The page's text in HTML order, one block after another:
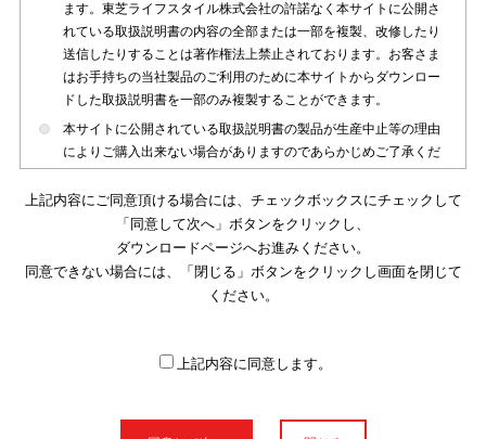
ます。東芝ライフスタイル株式会社の許諾なく本サイトに公開さ
れている取扱説明書の内容の全部または一部を複製、改修したり
送信したりすることは著作権法上禁止されております。お客さま
はお手持ちの当社製品のご利用のために本サイトからダウンロー
ドした取扱説明書を一部のみ複製することができます。
本サイトに公開されている取扱説明書の製品が生産中止等の理由
によりご購入出来ない場合がありますのであらかじめご了承くだ
本サイトに公開されている取扱説明書は、製品が発売された時点
のものを掲載しております。従いまして本サイトに掲載されてい
る取扱説明書の記載内容とお客さまがお持ちの製品の仕様がその
後のマイナーチェンジ等で変更になる場合がございます。本サイ
トに公開されている取扱説明書の内容とお手持ちの製品の仕様に
上記内容にご同意頂ける場合には、チェックボックスにチェックして
「同意して次へ」ボタンをクリックし、
ダウンロードページへお進みください。
同意できない場合には、「閉じる」ボタンをクリックし画面を閉じて
ください。
上記内容に同意します。